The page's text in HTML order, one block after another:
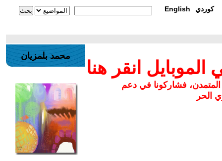
English كوردي
انقر هنا
المتمدن، فشاركونا في دعم
الحر
محمد بلمزيان